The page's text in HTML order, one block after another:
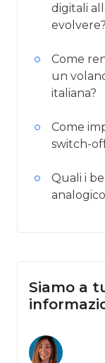
digitali
evolvere?
Come
un
italiana?
Come
switch-
Quali i
Siamo a